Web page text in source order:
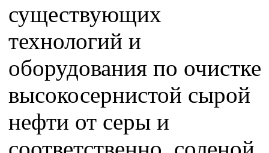
существующих
технологий и
оборудования по очистке
высокосернистой сырой
нефти от серы и